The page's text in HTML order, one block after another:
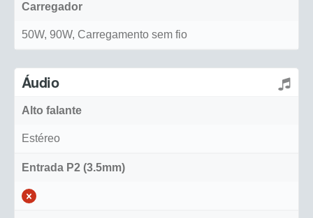
Carregador
50W, 90W, Carregamento sem fio
Áudio
Alto falante
Estéreo
Entrada P2 (3.5mm)